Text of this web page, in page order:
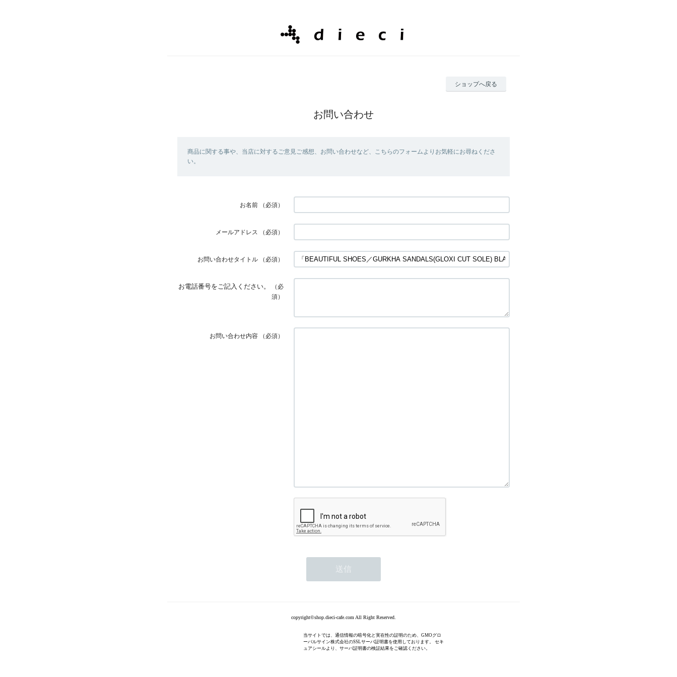
ショップへ戻る
お問い合わせ
商品に関する事や、当店に対するご意見ご感想、お問い合わせなど、こちらのフォームよりお気軽にお尋ねくださ
い。
お名前 （必須）
メールアドレス （必須）
お問い合わせタイトル （必須）
お電話番号をご記入ください。
（必
須）
お問い合わせ内容 （必須）
copyright©shop.dieci-cafe.com All Right Reserved.
当サイトでは、通信情報の暗号化と実在性の証明のため、GMOグロ
ーバルサイン株式会社のSSLサーバ証明書を使用しております。 セキ
ュアシールより、サーバ証明書の検証結果をご確認ください。